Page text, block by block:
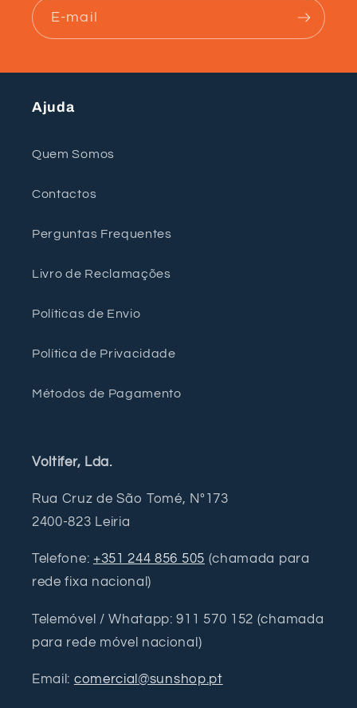
E-mail
Ajuda
Quem Somos
Contactos
Perguntas Frequentes
Livro de Reclamações
Políticas de Envio
Política de Privacidade
Métodos de Pagamento
Voltifer, Lda.
Rua Cruz de São Tomé, Nº173
2400-823 Leiria
Telefone: +351 244 856 505 (chamada para
rede fixa nacional)
Telemóvel / Whatapp: 911 570 152 (chamada
para rede móvel nacional)
Email: comercial@sunshop.pt